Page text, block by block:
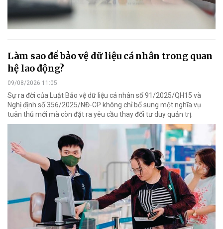
Làm sao để bảo vệ dữ liệu cá nhân trong quan
hệ lao động?
09/08/2026 11:05
Sự ra đời của Luật Bảo vệ dữ liệu cá nhân số 91/2025/QH15 và
Nghị định số 356/2025/NĐ-CP không chỉ bổ sung một nghĩa vụ
tuân thủ mới mà còn đặt ra yêu cầu thay đổi tư duy quản trị.